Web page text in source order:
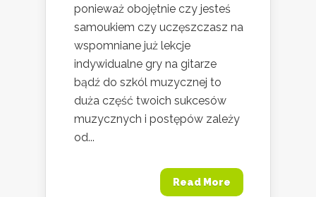
ponieważ obojętnie czy jesteś
samoukiem czy uczęszczasz na
wspomniane już lekcje
indywidualne gry na gitarze
bądź do szkól muzycznej to
duża część twoich sukcesów
muzycznych i postępów zależy
od...
Read More